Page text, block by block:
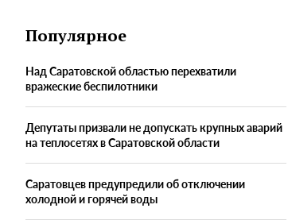
Популярное
Над Саратовской областью перехватили
вражеские беспилотники
Депутаты призвали не допускать крупных аварий
на теплосетях в Саратовской области
Саратовцев предупредили об отключении
холодной и горячей воды